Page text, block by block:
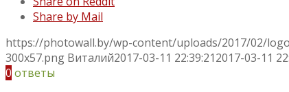
Share by Mail
https://photowall.by/wp-content/uploads/2017/02/
300x57.png Виталий2017-03-11 22:39:212017-03-11
0 ответы